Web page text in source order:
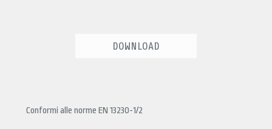
DOWNLOAD
Conformi alle norme EN 13230-1/2